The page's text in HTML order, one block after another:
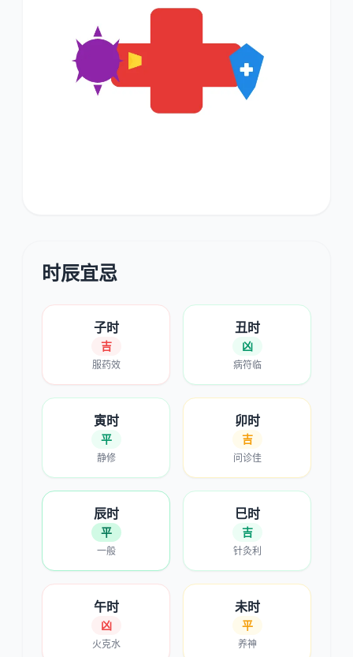
时辰宜忌
子时
吉
服药效
丑时
凶
病符临
寅时
平
静修
卯时
吉
问诊佳
辰时
平
一般
巳时
吉
针灸利
午时
凶
火克水
未时
平
养神